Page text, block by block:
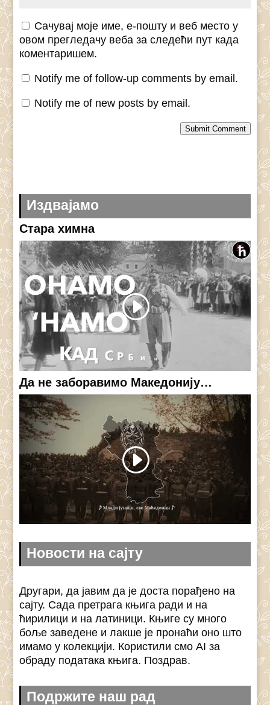
Сачувај моје име, е-пошту и веб место у
овом прегледачу веба за следећи пут када
коментаришем.
Notify me of follow-up comments by email.
Notify me of new posts by email.
Submit Comment
Издвајамо
Стара химна
Да не заборавимо Македонију…
Новости на сајту
Другари, да јавим да је доста порађено на
сајту. Сада претрага књига ради и на
ћирилици и на латиници. Књиге су много
боље заведене и лакше је пронаћи оно што
имамо у колекцији. Користили смо AI за
обраду података књига. Поздрав.
Подржите наш рад